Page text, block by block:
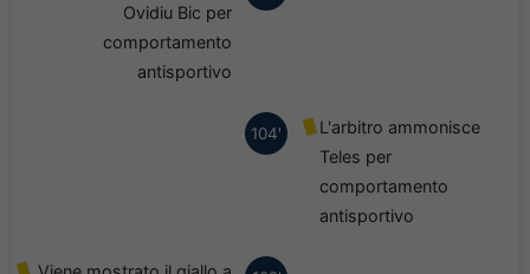
Ovidiu Bic per
comportamento
antisportivo
104'
L'arbitro ammonisce
Teles per
comportamento
antisportivo